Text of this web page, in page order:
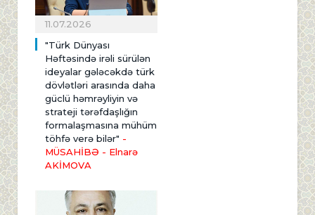
11.07.2026
"Türk Dünyası
Həftəsində irəli sürülən
ideyalar gələcəkdə türk
dövlətləri arasında daha
güclü həmrəyliyin və
strateji tərəfdaşlığın
formalaşmasına mühüm
töhfə verə bilər" -
MÜSAHİBƏ - Elnarə
AKİMOVA